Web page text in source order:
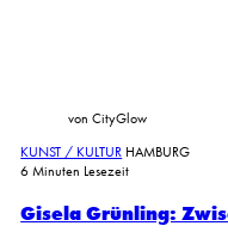
von CityGlow
KUNST / KULTUR HAMBURG
6 Minuten Lesezeit
Gisela Grünling: